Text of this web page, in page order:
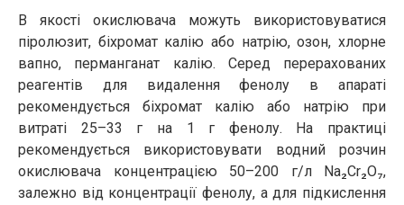
В якості окислювача можуть використовуватися
піролюзит, біхромат калію або натрію, озон, хлорне
вапно, перманганат калію. Серед перерахованих
реагентів для видалення фенолу в апараті
рекомендується біхромат калію або натрію при
витраті 25–33 г на 1 г фенолу. На практиці
рекомендується використовувати водний розчин
окислювача концентрацією 50–200 г/л Na₂Cr₂O₇,
залежно від концентрації фенолу, а для підкислення